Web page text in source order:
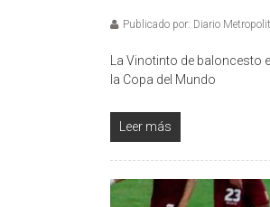
Publicado por: Diario
La Vinotinto de baloncesto
la Copa del Mundo
Leer más